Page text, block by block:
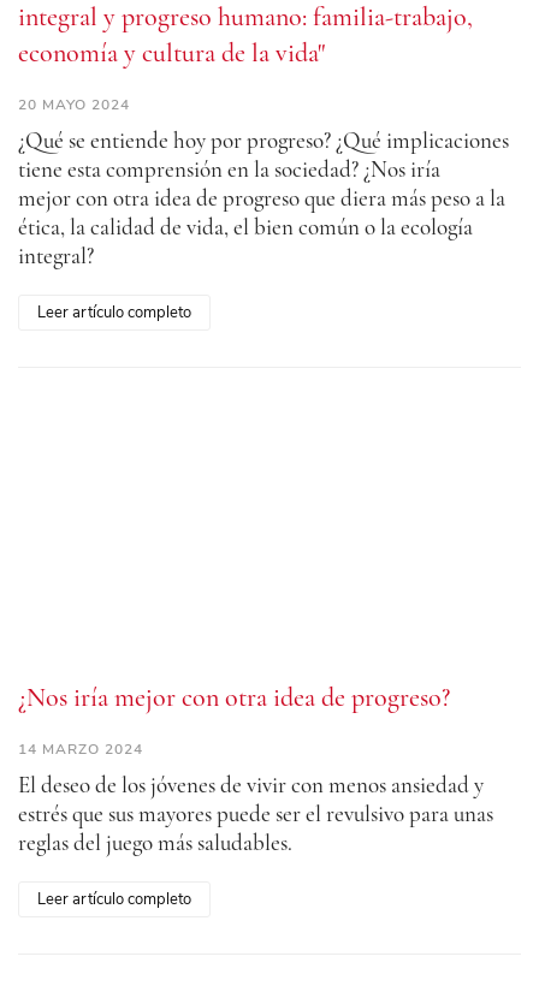
integral y progreso humano: familia-trabajo,
economía y cultura de la vida"
20 MAYO 2024
¿Qué se entiende hoy por progreso? ¿Qué implicaciones
tiene esta comprensión en la sociedad? ¿Nos iría
mejor con otra idea de progreso que diera más peso a la
ética, la calidad de vida, el bien común o la ecología
integral?
Leer artículo completo
¿Nos iría mejor con otra idea de progreso?
14 MARZO 2024
El deseo de los jóvenes de vivir con menos ansiedad y
estrés que sus mayores puede ser el revulsivo para unas
reglas del juego más saludables.
Leer artículo completo